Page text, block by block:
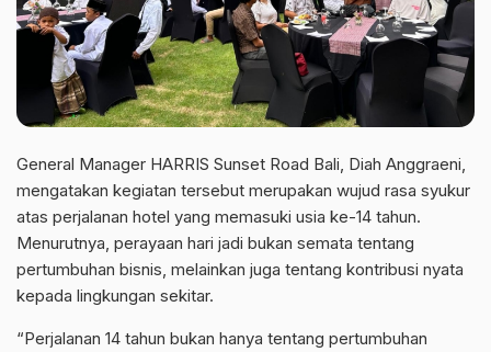
General Manager HARRIS Sunset Road Bali, Diah Anggraeni,
mengatakan kegiatan tersebut merupakan wujud rasa syukur
atas perjalanan hotel yang memasuki usia ke-14 tahun.
Menurutnya, perayaan hari jadi bukan semata tentang
pertumbuhan bisnis, melainkan juga tentang kontribusi nyata
kepada lingkungan sekitar.
“Perjalanan 14 tahun bukan hanya tentang pertumbuhan